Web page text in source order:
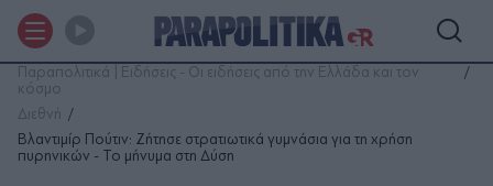
Παραπολιτικά | Ειδήσεις - Οι ειδήσεις από την Ελλάδα και τον
κόσμο
Διεθνή
Βλαντιμίρ Πούτιν: Ζήτησε στρατιωτικά γυμνάσια για τη χρήση
πυρηνικών - Το μήνυμα στη Δύση